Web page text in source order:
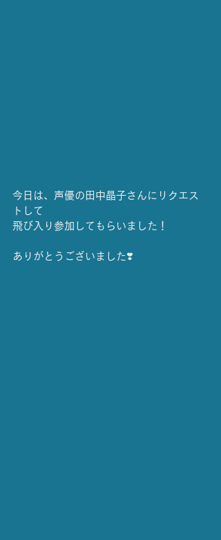
今日は、声優の田中晶子さんにリクエス
トして
飛び入り参加してもらいました！
ありがとうございました❣️